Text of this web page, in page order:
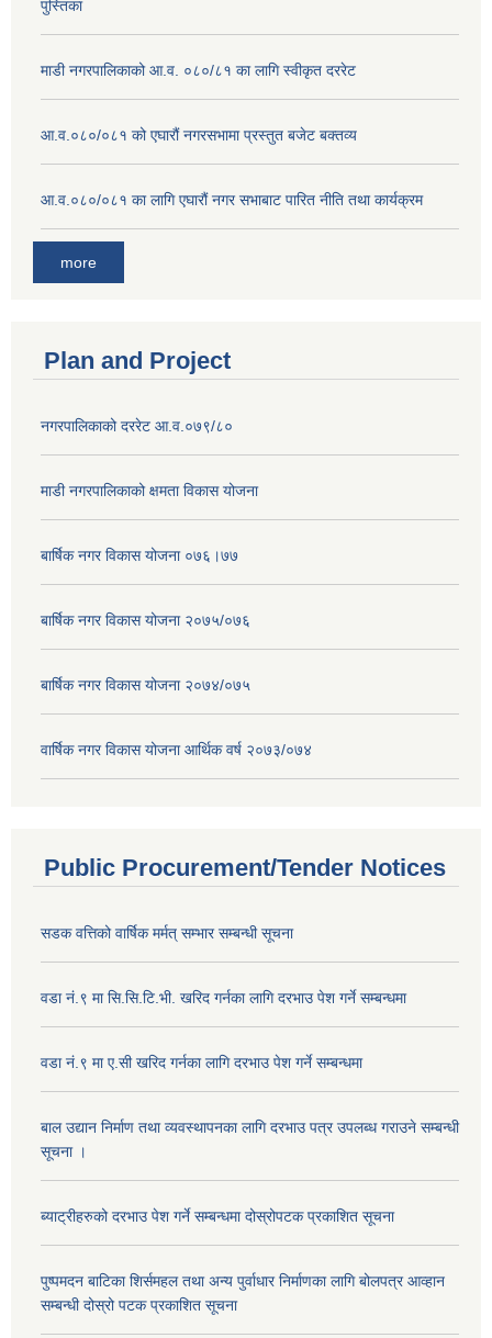
पुस्तिका
माडी नगरपालिकाको आ.व. ०८०/८१ का लागि स्वीकृत दररेट
आ.व.०८०/०८१ को एघारौं नगरसभामा प्रस्तुत बजेट बक्तव्य
आ.व.०८०/०८१ का लागि एघारौं नगर सभाबाट पारित नीति तथा कार्यक्रम
more
Plan and Project
नगरपालिकाको दररेट आ.व.०७९/८०
माडी नगरपालिकाको क्षमता विकास योजना
बार्षिक नगर विकास योजना ०७६।७७
बार्षिक नगर विकास योजना २०७५/०७६
बार्षिक नगर विकास योजना २०७४/०७५
वार्षिक नगर विकास योजना आर्थिक वर्ष २०७३/०७४
Public Procurement/Tender Notices
सडक वत्तिको वार्षिक मर्मत् सम्भार सम्बन्धी सूचना
वडा नं.९ मा सि.सि.टि.भी. खरिद गर्नका लागि दरभाउ पेश गर्ने सम्बन्धमा
वडा नं.९ मा ए.सी खरिद गर्नका लागि दरभाउ पेश गर्ने सम्बन्धमा
बाल उद्यान निर्माण तथा व्यवस्थापनका लागि दरभाउ पत्र उपलब्ध गराउने सम्बन्धी
सूचना ।
ब्याट्रीहरुको दरभाउ पेश गर्ने सम्बन्धमा दोस्रोपटक प्रकाशित सूचना
पुष्पमदन बाटिका शिर्समहल तथा अन्य पुर्वाधार निर्माणका लागि बोलपत्र आव्हान
सम्बन्धी दोस्रो पटक प्रकाशित सूचना